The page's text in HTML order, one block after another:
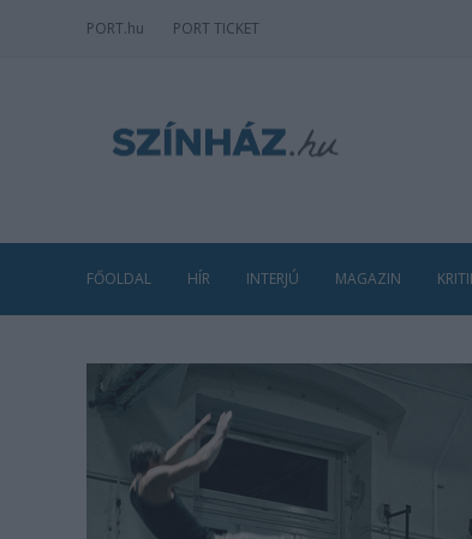
PORT.hu PORT TICKET
FŐOLDAL HÍR INTERJÚ MAGAZIN